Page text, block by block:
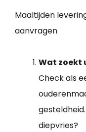
Maaltijden
aanvragen
Wat zoekt
Check als
diepvries?